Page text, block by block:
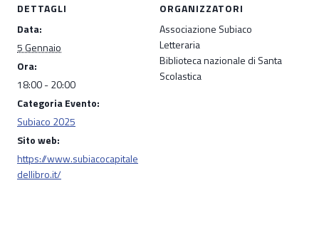
DETTAGLI
Data:
5 Gennaio
Ora:
18:00 - 20:00
Categoria Evento:
Subiaco 2025
Sito web:
https://www.subiacocapitale
dellibro.it/
ORGANIZZATORI
Associazione Subiaco
Letteraria
Biblioteca nazionale di Santa
Scolastica